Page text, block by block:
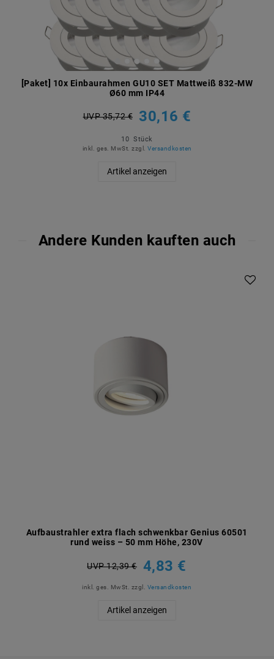
[Paket] 10x Einbaurahmen GU10 SET Mattweiß 832-MW
Ø60 mm IP44
UVP 35,72 € 30,16 €
10 Stück
inkl. ges. MwSt. zzgl. Versandkosten
Artikel anzeigen
Andere Kunden kauften auch
Aufbaustrahler extra flach schwenkbar Genius 60501
rund weiss – 50 mm Höhe, 230V
UVP 12,39 € 4,83 €
inkl. ges. MwSt. zzgl. Versandkosten
Artikel anzeigen